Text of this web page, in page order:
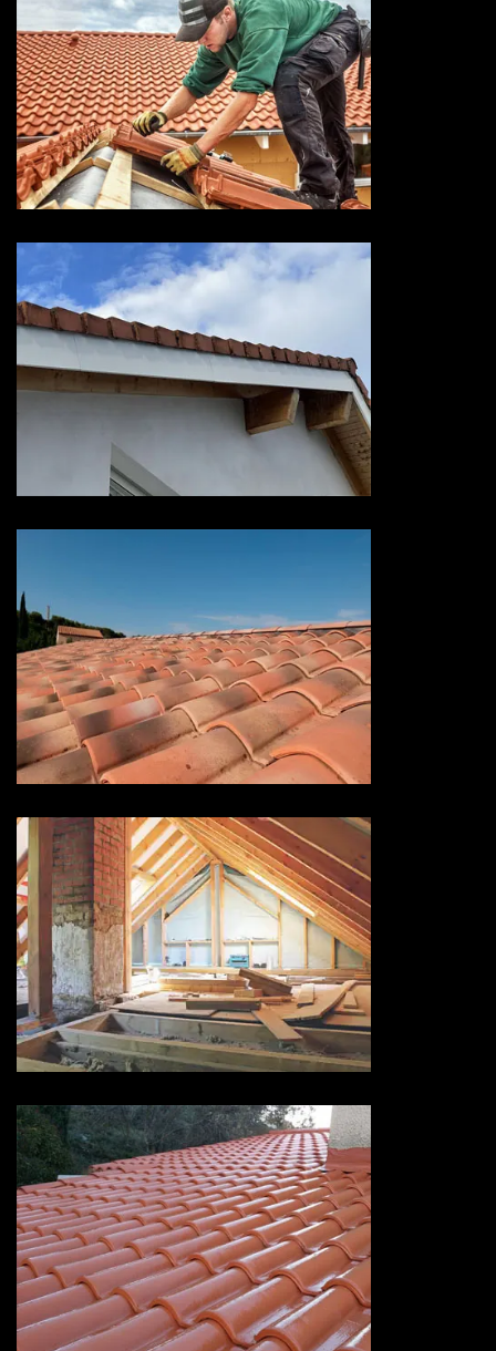
Entreprise de toiture 73
Savoie
Devis habillage planche de rive
73 Savoie
Devis hydrofuge toiture 73
Savoie
Isolation de toiture 73 Savoie
Devis peinture sur tuiles 73
Savoie